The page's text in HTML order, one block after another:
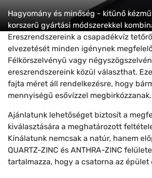
Hagyomány és minőség - kitűnő
korszerű gyártási módszerekkel
Ereszrendszereink a csapadékvíz
elvezetését minden igénynek
Félkörszelvényű vagy
ereszrendszereink közül választhat.
fajta méret áll rendelkezésre, hogy
mennyiségű esővízzel megbirkózzanak.
Ajánlatunk lehetőséget biztosít a
kiválasztására a meghatározott
Kínálatunk nemcsak a natúr, hanem
QUARTZ-ZINC és ANTHRA-ZINC
tartalmazza, hogy a csatorna az épület